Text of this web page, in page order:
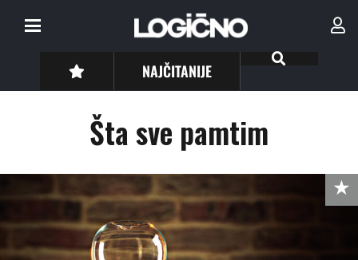
NAJČITANIJE
Šta sve pamtim